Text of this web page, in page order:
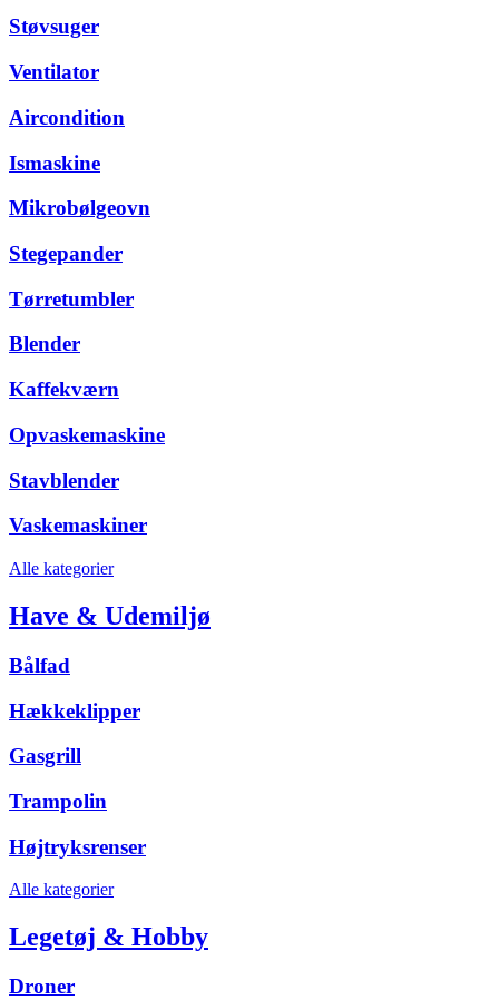
Støvsuger
Ventilator
Aircondition
Ismaskine
Mikrobølgeovn
Stegepander
Tørretumbler
Blender
Kaffekværn
Opvaskemaskine
Stavblender
Vaskemaskiner
Alle kategorier
Have & Udemiljø
Bålfad
Hækkeklipper
Gasgrill
Trampolin
Højtryksrenser
Alle kategorier
Legetøj & Hobby
Droner